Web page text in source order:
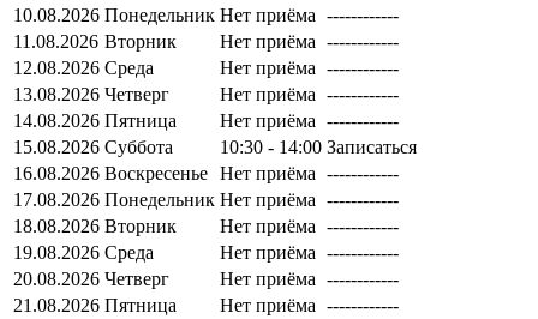
10.08.2026 Понедельник Нет приёма ------------
11.08.2026 Вторник Нет приёма ------------
12.08.2026 Среда Нет приёма ------------
13.08.2026 Четверг Нет приёма ------------
14.08.2026 Пятница Нет приёма ------------
15.08.2026 Суббота 10:30 - 14:00 Записаться
16.08.2026 Воскресенье Нет приёма ------------
17.08.2026 Понедельник Нет приёма ------------
18.08.2026 Вторник Нет приёма ------------
19.08.2026 Среда Нет приёма ------------
20.08.2026 Четверг Нет приёма ------------
21.08.2026 Пятница Нет приёма ------------